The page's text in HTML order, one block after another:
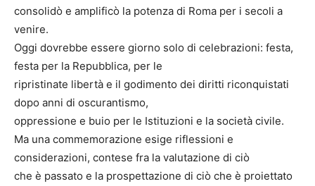
consolidò e amplificò la potenza di Roma per i secoli a
venire.
Oggi dovrebbe essere giorno solo di celebrazioni: festa,
festa per la Repubblica, per le
ripristinate libertà e il godimento dei diritti riconquistati
dopo anni di oscurantismo,
oppressione e buio per le Istituzioni e la società civile.
Ma una commemorazione esige riflessioni e
considerazioni, contese fra la valutazione di ciò
che è passato e la prospettazione di ciò che è proiettato